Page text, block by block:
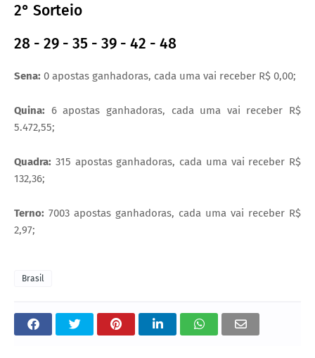
2° Sorteio
28 - 29 - 35 - 39 - 42 - 48
Sena: 0 apostas ganhadoras, cada uma vai receber R$ 0,00;
Quina: 6 apostas ganhadoras, cada uma vai receber R$
5.472,55;
Quadra: 315 apostas ganhadoras, cada uma vai receber R$
132,36;
Terno: 7003 apostas ganhadoras, cada uma vai receber R$
2,97;
Brasil